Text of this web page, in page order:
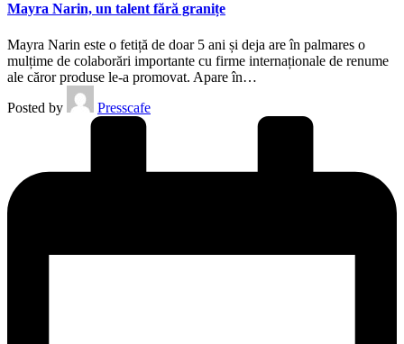
Mayra Narin, un talent fără granițe
Mayra Narin este o fetiță de doar 5 ani și deja are în palmares o
mulțime de colaborări importante cu firme internaționale de renume
ale căror produse le-a promovat. Apare în…
Posted by
Presscafe